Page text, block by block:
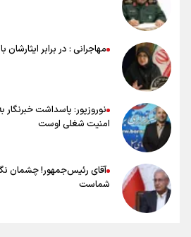
۱۷ مرداد؛ روز خبرنگار
خانواده شهید لاریجانی: از اظهارات شتاب‌زده
کنید
اشک‌های CR7 به قیمت ۲۳ سال تلاش؛ گریه نکن آقای رونالدو
حیدری: افزایش تیم‌های جام جهانی هم سود
جام جهانی مردود نشد
مهاجرانی : در برابر ایثارشان
نوروزپور: پاسداشت
امنیت شغلی اوست
آقای رئیس‌جمهور! چشمان
شماست